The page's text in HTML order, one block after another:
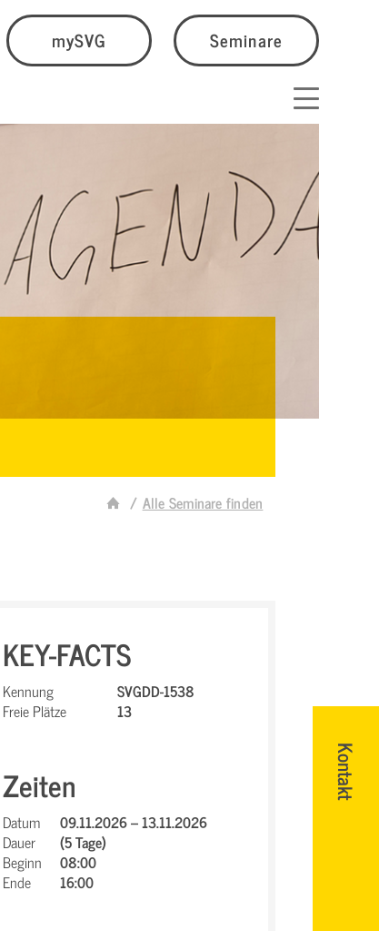
mySVG Seminare
Alle Seminare finden
Kontakt
KEY-FACTS
Kennung
SVGDD-1538
Freie Plätze
13
Zeiten
Datum
09.11.2026 – 13.11.2026
Dauer
(5 Tage)
Beginn
08:00
Ende
16:00